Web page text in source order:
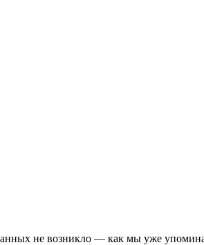
не возникло — как мы уже